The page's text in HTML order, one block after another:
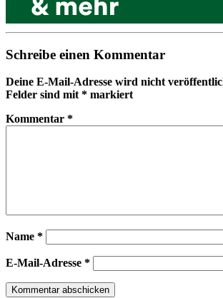
Schreibe einen Kommentar
Deine E-Mail-Adresse wird nicht
Felder sind mit* markiert
Kommentar *
Name *
E-Mail-Adresse *